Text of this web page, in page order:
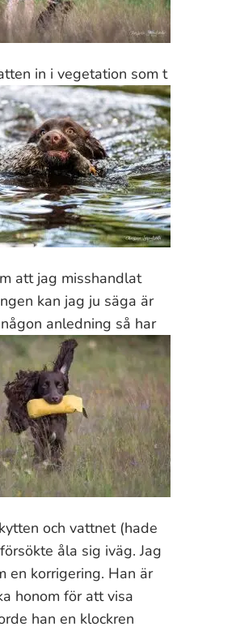
in i vegetation som t
att jag misshandlat
kan jag ju säga är
anledning så har
och vattnet (hade
åla sig iväg. Jag
en korrigering. Han är
honom för att visa
han en klockren